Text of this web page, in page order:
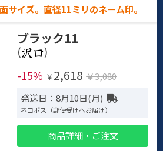
サイズ。直径11ミリのネーム印。
ブラック11
(
)
-15% ￥ 2,618 ￥3,080
発送日：8月10日(月)
ネコポス（郵便受けへお届け）
商品詳細・ご注文